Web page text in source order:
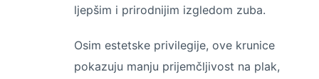
ljepšim i prirodnijim izgledom zuba.
Osim estetske privilegije, ove krunice
pokazuju manju prijemčljivost na plak,